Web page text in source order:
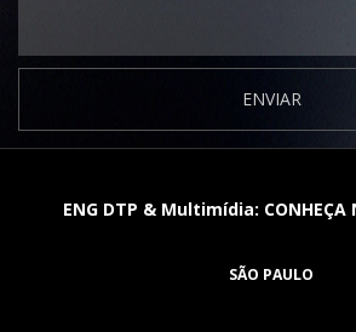
ENVIAR
ENG DTP & Multimídia: CONHEÇA
SÃO PAULO